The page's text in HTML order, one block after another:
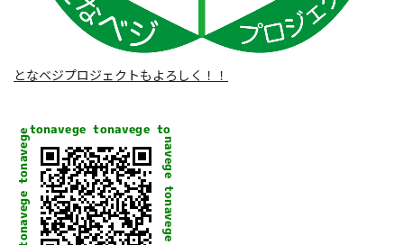
となベジプロジェクトもよろしく！！